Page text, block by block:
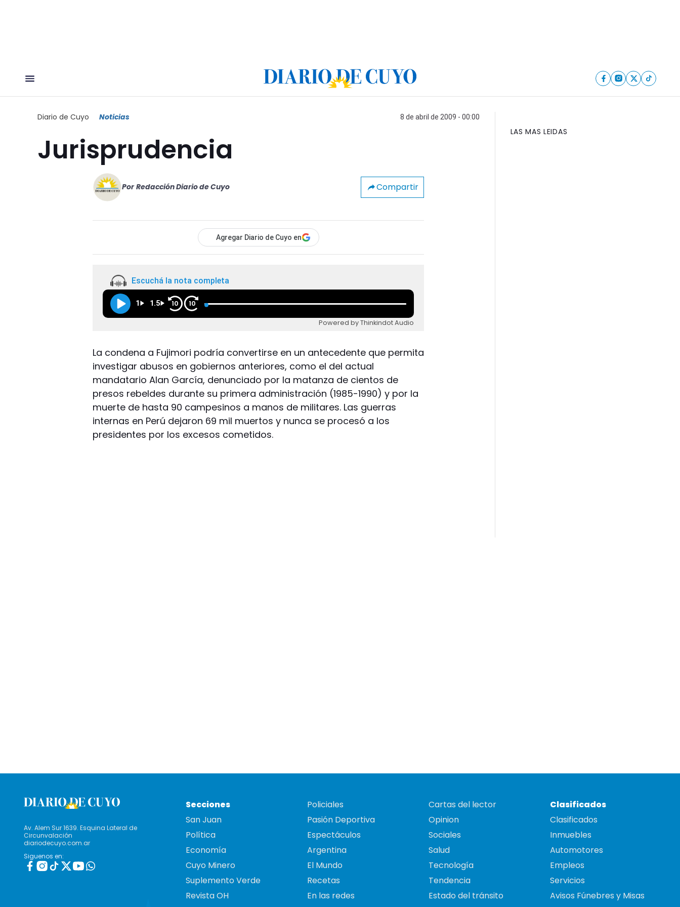
Diario de Cuyo Noticias 8 de abril de 2009 - 00:00
Jurisprudencia
Por Redacción Diario de Cuyo Compartir
Agregar Diario de Cuyo en
Escuchá la nota completa
1 1.5 10 10
Powered by Thinkindot Audio
La condena a Fujimori podría convertirse en un antecedente que permita
investigar abusos en gobiernos anteriores, como el del actual
mandatario Alan García, denunciado por la matanza de cientos de
presos rebeldes durante su primera administración (1985-1990) y por la
muerte de hasta 90 campesinos a manos de militares. Las guerras
internas en Perú dejaron 69 mil muertos y nunca se procesó a los
presidentes por los excesos cometidos.
LAS MAS LEIDAS
Av. Alem Sur 1639. Esquina Lateral de
Circunvalación
diariodecuyo.com.ar
Siguenos en:
Secciones
San Juan
Política
Economía
Cuyo Minero
Suplemento Verde
Revista OH
Policiales
Pasión Deportiva
Espectáculos
Argentina
El Mundo
Recetas
En las redes
Cartas del lector
Opinion
Sociales
Salud
Tecnología
Tendencia
Estado del tránsito
Clasificados
Clasificados
Inmuebles
Automotores
Empleos
Servicios
Avisos Fúnebres y Misas